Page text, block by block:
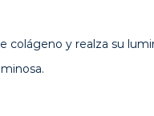
colágeno y realza su